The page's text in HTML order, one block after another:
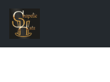
Skip
to